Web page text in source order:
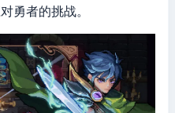
勇者的挑战。